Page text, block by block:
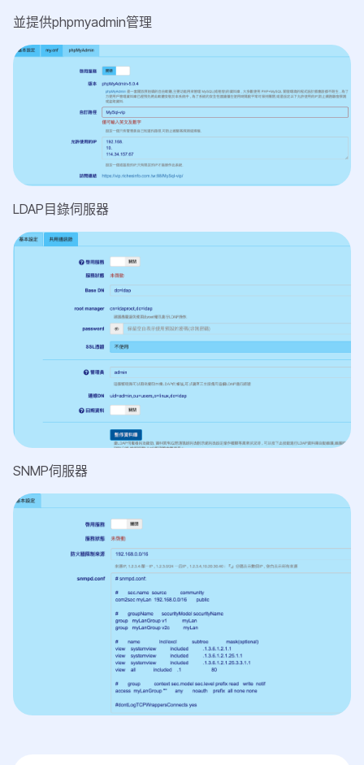
並提供phpmyadmin管理
LDAP目錄伺服器
SNMP伺服器